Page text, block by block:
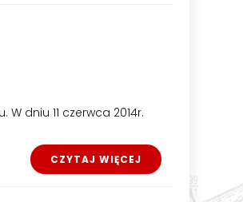
dniu 11 czerwca 2014r.
CZYTAJ WIĘCEJ